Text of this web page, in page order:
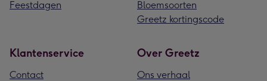
Feestdagen
Bloemsoorten
Greetz kortingscode
Klantenservice
Contact
Over Greetz
Ons verhaal